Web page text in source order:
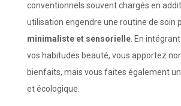
conventionnels souvent chargés en
utilisation engendre une routine de soin
minimaliste et sensorielle . En
vos habitudes beauté, vous apportez
bienfaits, mais vous faites également
et écologique.